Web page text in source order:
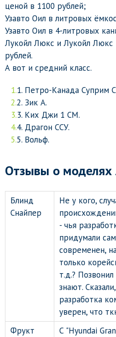
ценой в 1100 рублей;
Узавто Оил в литровых
Узавто Оил в 4-литровых
Лукойл Люкс и Лукойл Люкс
рублей.
А вот и средний класс.
Петро-Канада Суприм
Зик А.
Ких Джи 1 СМ.
Драгон ССУ.
Вольф.
Отзывы о
Блинд
Снайпер
Не у кого,
- чья
придумали
современен,
только
т.д.?
знают.
разработка
уверен, что
Фрукт
С "Hyundai